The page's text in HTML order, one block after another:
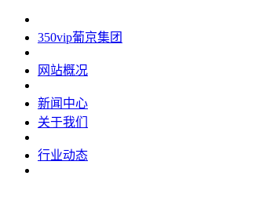
350vip葡京集团
网站概况
新闻中心
关于我们
行业动态